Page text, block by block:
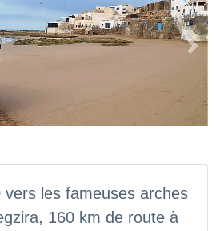
Next
vers les fameuses arches
160 km de route à